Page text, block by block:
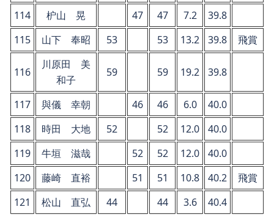
114
枦山 晃 47 47 7.2
39.8
115
山下 奉昭 53 53 13.2 39.8 飛賞
116
川原田 美
和子
59 59 19.2 39.8
117 與儀 幸朝 46 46 6.0
40.0
118
時田 大地 52 52 12.0
40.0
119
牛垣 滋哉 52 52 12.0
40.0
120
藤崎 直裕 51 51 10.8 40.2
飛賞
121
松山 直弘 44 44 3.6 40.4